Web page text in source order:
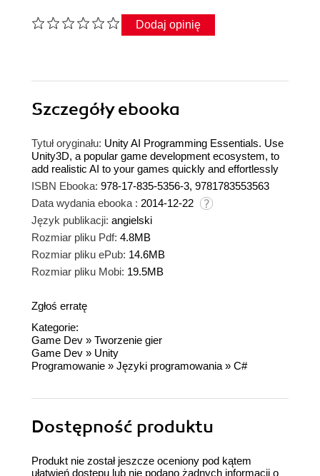
Dodaj opinię
Szczegółyebooka
Tytuł oryginału: Unity AI Programming Essentials. Use
Unity3D, a popular game development ecosystem, to
add realistic AI to your games quickly and effortlessly
ISBN Ebooka: 978-17-835-5356-3, 9781783553563
Data wydania ebooka : 2014-12-22
Język publikacji: angielski
Rozmiar pliku Pdf: 4.8MB
Rozmiar pliku ePub: 14.6MB
Rozmiar pliku Mobi: 19.5MB
Zgłoś erratę
Kategorie:
Game Dev » Tworzenie gier
Game Dev » Unity
Programowanie » Języki programowania » C#
Dostępność produktu
Produkt nie został jeszcze oceniony pod kątem
ułatwień dostępu lub nie podano żadnych informacji o